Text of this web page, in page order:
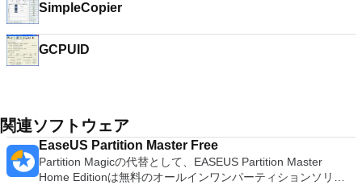
SimpleCopier
GCPUID
関連ソフトウェア
EaseUS Partition Master Free
Partition Magicの代替として、EASEUS Partition Master
Home Editionは無料のオールインワンパーティションソリュ